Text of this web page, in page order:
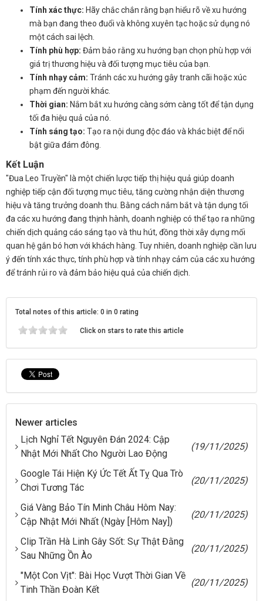
Tính xác thực: Hãy chắc chắn rằng bạn hiểu rõ về xu hướng
mà bạn đang theo đuổi và không xuyên tạc hoặc sử dụng nó
một cách sai lệch.
Tính phù hợp: Đảm bảo rằng xu hướng bạn chọn phù hợp với
giá trị thương hiệu và đối tượng mục tiêu của bạn.
Tính nhạy cảm: Tránh các xu hướng gây tranh cãi hoặc xúc
phạm đến người khác.
Thời gian: Nắm bắt xu hướng càng sớm càng tốt để tận dụng
tối đa hiệu quả của nó.
Tính sáng tạo: Tạo ra nội dung độc đáo và khác biệt để nổi
bật giữa đám đông.
Kết Luận
"Đua Leo Truyền" là một chiến lược tiếp thị hiệu quả giúp doanh
nghiệp tiếp cận đối tượng mục tiêu, tăng cường nhận diện thương
hiệu và tăng trưởng doanh thu. Bằng cách nắm bắt và tận dụng tối
đa các xu hướng đang thịnh hành, doanh nghiệp có thể tạo ra những
chiến dịch quảng cáo sáng tạo và thu hút, đồng thời xây dựng mối
quan hệ gắn bó hơn với khách hàng. Tuy nhiên, doanh nghiệp cần lưu
ý đến tính xác thực, tính phù hợp và tính nhạy cảm của các xu hướng
để tránh rủi ro và đảm bảo hiệu quả của chiến dịch.
Total notes of this article: 0 in 0 rating
Click on stars to rate this article
Newer articles
Lịch Nghỉ Tết Nguyên Đán 2024: Cập
Nhật Mới Nhất Cho Người Lao Động
(19/11/2025)
Google Tái Hiện Ký Ức Tết Ất Tỵ Qua Trò
Chơi Tương Tác
(20/11/2025)
Giá Vàng Bảo Tín Minh Châu Hôm Nay:
Cập Nhật Mới Nhất (Ngày [Hôm Nay])
(20/11/2025)
Clip Trần Hà Linh Gây Sốt: Sự Thật Đằng
Sau Những Ồn Ào
(20/11/2025)
"Một Con Vịt": Bài Học Vượt Thời Gian Về
Tinh Thần Đoàn Kết
(20/11/2025)